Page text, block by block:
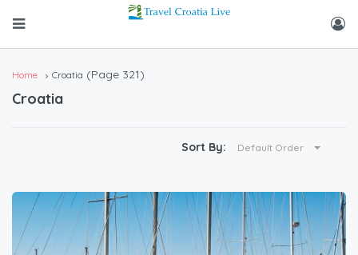
Home Croatia (Page 321)
Croatia
Sort By: Default Order